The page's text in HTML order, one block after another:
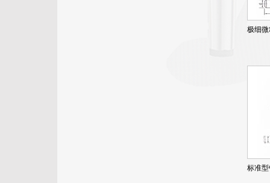
极细
标准